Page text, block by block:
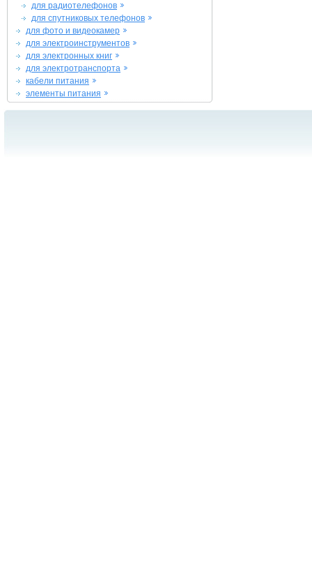
для радиотелефонов
для спутниковых телефонов
для фото и видеокамер
для электроинструментов
для электронных книг
для электротранспорта
кабели питания
элементы питания